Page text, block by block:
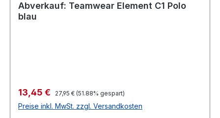
Abverkauf: Teamwear Element C1 Polo
blau
Verkaufspreis:
13,45 € Regulärer Preis:
27,95 € (51.88% gespart)
Preise inkl. MwSt. zzgl. Versandkosten